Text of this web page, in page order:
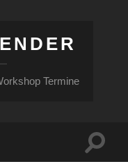
Termine